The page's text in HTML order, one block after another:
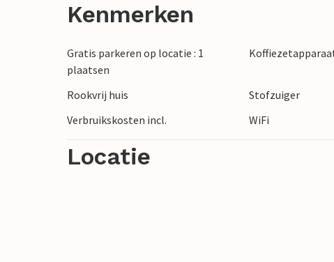
Kijk uit naar de mogelijkheden die deze plek
boot bij de nabijgelegen bootverhuur en
merengebied. Je kunt wandelingen en
Heide.
Doe nieuwe energie op in de natuur en
Kenmerken
Gratis parkeren op locatie : 1
plaatsen
Rookvrij huis Stofzuiger
Verbruikskosten incl.
WiFi
Locatie